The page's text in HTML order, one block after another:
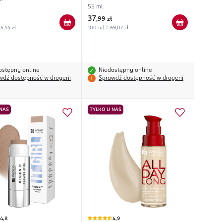
zł
online
dostępność w drogerii
55 ml
37,99 zł
100 ml = 69,07 zł
Niedostępny online
Sprawdź dostępność w drogerii
4,8
TYLKO U NAS
4,9